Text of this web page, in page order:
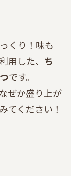
くり！味も
用した、 ち
です。
ぜか盛り上が
てください！